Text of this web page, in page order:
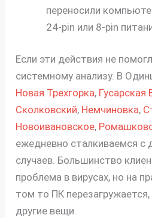
переносили
24-pin или 8-pin
Если эти действия не
системному анализу. В
Новая Трехгорка, Гусарская
Сколковский, Немчиновка,
Новоивановское,
ежедневно сталкиваемся с
случаев. Большинство
проблема в вирусах, но на
том то ПК
другие вещи.